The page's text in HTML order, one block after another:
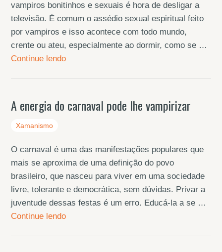
vampiros bonitinhos e sexuais é hora de desligar a
televisão. É comum o assédio sexual espiritual feito
por vampiros e isso acontece com todo mundo,
crente ou ateu, especialmente ao dormir, como se …
Continue lendo
A energia do carnaval pode lhe vampirizar
Xamanismo
O carnaval é uma das manifestações populares que
mais se aproxima de uma definição do povo
brasileiro, que nasceu para viver em uma sociedade
livre, tolerante e democrática, sem dúvidas. Privar a
juventude dessas festas é um erro. Educá-la a se …
Continue lendo